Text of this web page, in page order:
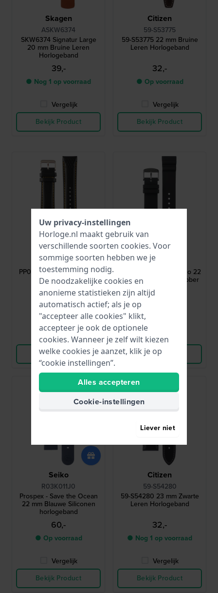
Skagen
ASKW6374
SKW6374 Signatur Large
20 mm Bruine Leren
Horlogeband
39,-
● Nog 1 op voorraad
Vergelijk
Bekijk Product
Citizen
59-S53775
59-S53775 22 mm Bruine
Leren Horlogeband
32,-
● Op voorraad
Vergelijk
Bekijk Product
Pulsar
PP077X
PP077X 22 mm Zwart-gele
leren band
20,-
● Op voorraad
Vergelijk
Bekijk Product
Citizen
59-A2W9G-04
OF Sporty Aqua Chrono 22
mm Zwart siliconenrubber
band
● Op voorraad
Vergelijk
Bekijk Product
Seiko
R03K011J0
Prospex - Save the Ocean
22 mm Blauwe Siliconen
horlogeband
60,-
● Op voorraad
Vergelijk
Bekijk Product
Citizen
59-S54280
59-S54280 23 mm Zwarte
Leren Horlogeband
32,-
● Nog 1 op voorraad
Vergelijk
Bekijk Product
Uw privacy-instellingen
Horloge.nl maakt gebruik van
verschillende soorten cookies. Voor
sommige soorten hebben we je
toestemming nodig.
De noodzakelijke cookies en
anonieme statistieken zijn altijd
automatisch actief; als je op
"accepteer alle cookies" klikt,
accepteer je ook de optionele
cookies. Wanneer je zelf wilt kiezen
welke cookies je aanzet, klik je op
“cookie instellingen”.
Alles accepteren
Cookie-instellingen
Liever niet